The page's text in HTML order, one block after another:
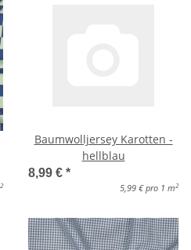
2
Baumwolljersey Karotten -
hellblau
8,99 € *
5,99 € pro 1 m 2